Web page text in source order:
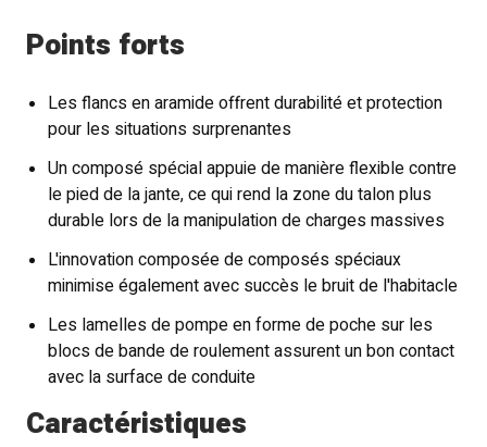
Points forts
Les flancs en aramide offrent durabilité et protection
pour les situations surprenantes
Un composé spécial appuie de manière flexible contre
le pied de la jante, ce qui rend la zone du talon plus
durable lors de la manipulation de charges massives
L'innovation composée de composés spéciaux
minimise également avec succès le bruit de l'habitacle
Les lamelles de pompe en forme de poche sur les
blocs de bande de roulement assurent un bon contact
avec la surface de conduite
Caractéristiques